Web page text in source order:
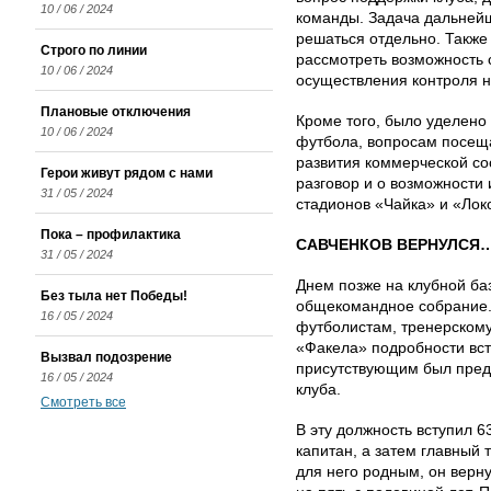
команды. Задача
решаться отдельно.
рассмотреть
осуществления контроля
Кроме того, было уделено
футбола, вопросам
развития коммерческой
разговор и о
стадионов «Чайка» и
САВЧЕНКОВ
Днем позже на клубной
общекомандное
футболистам,
«Факела» подробности
присутствующим был
клуба.
В эту должность вступил
капитан, а затем главный
для него родным, он
10 / 06 / 2024
Строго по линии
10 / 06 / 2024
Плановые отключения
10 / 06 / 2024
Герои живут рядом с нами
31 / 05 / 2024
Пока – профилактика
31 / 05 / 2024
Без тыла нет Победы!
16 / 05 / 2024
Вызвал подозрение
16 / 05 / 2024
Смотреть все